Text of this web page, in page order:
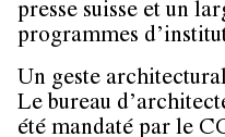
presse suisse et un
programmes
Un geste
Le bureau
été mandaté par le